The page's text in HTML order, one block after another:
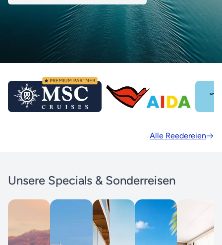
Alle Reedereien
Unsere Specials & Sonderreisen